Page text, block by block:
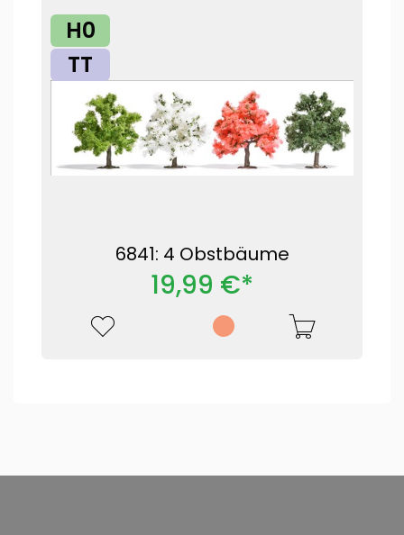
H0
TT
6841: 4 Obstbäume
19,99 €*